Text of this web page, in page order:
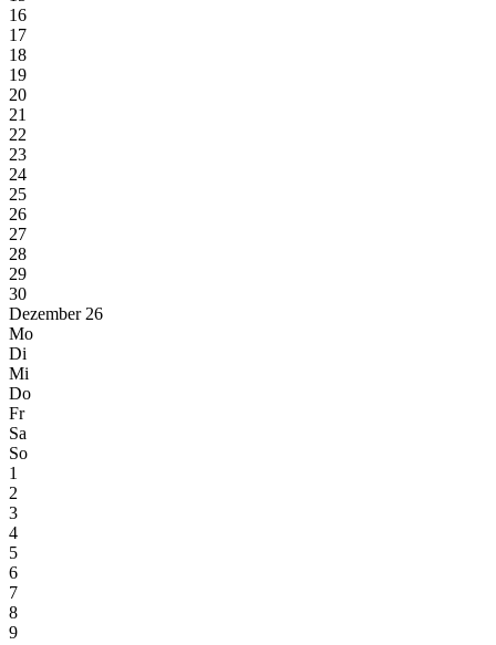
16
17
18
19
20
21
22
23
24
25
26
27
28
29
30
Dezember 26
Mo
Di
Mi
Do
Fr
Sa
So
1
2
3
4
5
6
7
8
9